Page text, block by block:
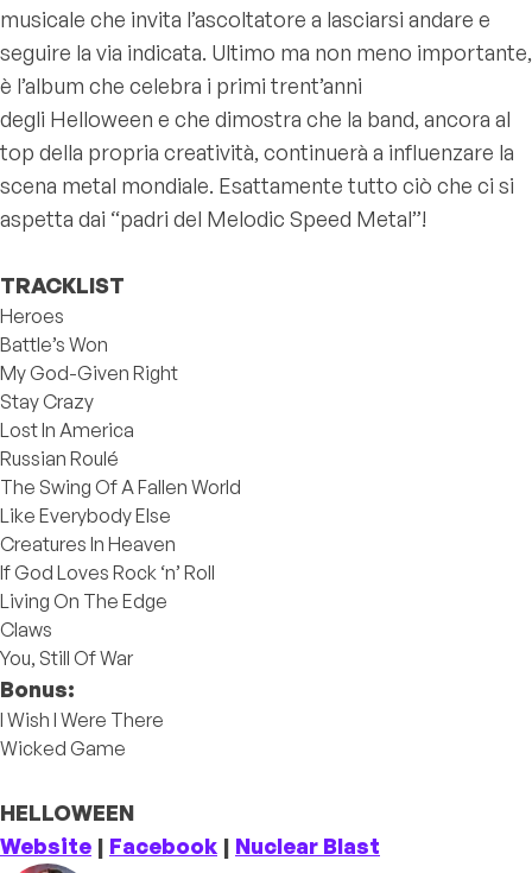
musicale che invita l’ascoltatore a lasciarsi andare e
seguire la via indicata. Ultimo ma non meno importante,
è l’album che celebra i primi trent’anni
degli Helloween e che dimostra che la band, ancora al
top della propria creatività, continuerà a influenzare la
scena metal mondiale. Esattamente tutto ciò che ci si
aspetta dai “padri del Melodic Speed Metal”!
TRACKLIST
Heroes
Battle’s Won
My God-Given Right
Stay Crazy
Lost In America
Russian Roulé
The Swing Of A Fallen World
Like Everybody Else
Creatures In Heaven
If God Loves Rock ‘n’ Roll
Living On The Edge
Claws
You, Still Of War
Bonus:
I Wish I Were There
Wicked Game
HELLOWEEN
Website | Facebook | Nuclear Blast